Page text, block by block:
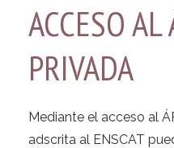
ACCESO AL
PRIVADA
Mediante el acceso al
adscrita al ENSCAT